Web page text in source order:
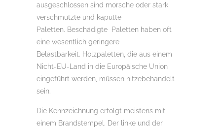
ausgeschlossen sind morsche oder stark
verschmutzte und kaputte
Paletten. Beschädigte Paletten haben oft
eine wesentlich geringere
Belastbarkeit. Holzpaletten, die aus einem
Nicht-EU-Land in die Europäische Union
eingeführt werden, müssen hitzebehandelt
sein.
Die Kennzeichnung erfolgt meistens mit
einem Brandstempel. Der linke und der